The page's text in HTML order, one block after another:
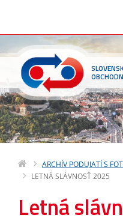
ARCHÍV PODUJATÍ S
LETNÁ SLÁVNOSŤ 2025
Letná